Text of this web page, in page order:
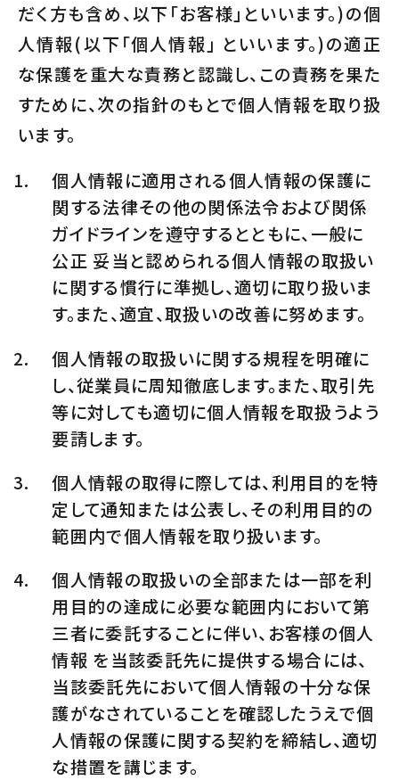
だく方も含め、以下「お客様」といいます。)の個
人情報(以下「個人情報」 といいます。)の適正
な保護を重大な責務と認識し、この責務を果た
すために、次の指針のもとで個人情報を取り扱
います。
個人情報に適用される個人情報の保護に
関する法律その他の関係法令および関係
ガイドラインを遵守するとともに、一般に
公正 妥当と認められる個人情報の取扱い
に関する慣行に準拠し、適切に取り扱いま
す。また、適宜、取扱いの改善に努めます。
個人情報の取扱いに関する規程を明確に
し、従業員に周知徹底します。また、取引先
等に対しても適切に個人情報を取扱うよう
要請します。
個人情報の取得に際しては、利用目的を特
定して通知または公表し、その利用目的の
範囲内で個人情報を取り扱います。
個人情報の取扱いの全部または一部を利
用目的の達成に必要な範囲内において第
三者に委託することに伴い、お客様の個人
情報 を当該委託先に提供する場合には、
当該委託先において個人情報の十分な保
護がなされていることを確認したうえで個
人情報の保護に関する契約を締結し、適切
な措置を講じます。